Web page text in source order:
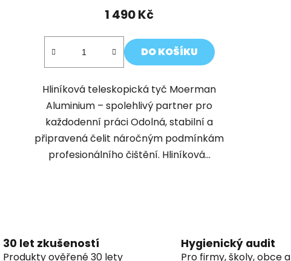
1 490 Kč
DO KOŠÍKU
Hliníková teleskopická tyč Moerman
Aluminium – spolehlivý partner pro
každodenní práci Odolná, stabilní a
připravená čelit náročným podmínkám
profesionálního čištění. Hliníková...
30 let zkušeností
Produkty ověřené 30 lety
Hygienický audit
Pro firmy, školy, obce a